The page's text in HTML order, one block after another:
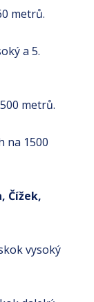
metrů.
a 5.
metrů.
na 1500
Čížek,
vysoký